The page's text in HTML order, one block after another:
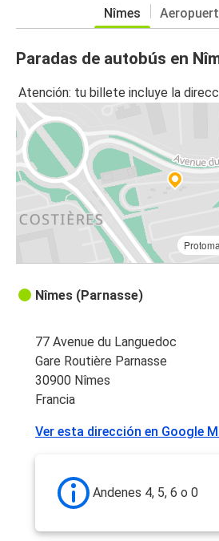
Nîmes
Paradas de autobús en
Atención: tu billete incluye la
Nîmes (Parnasse)
77 Avenue du Languedoc
Gare Routière Parnasse
30900 Nîmes
Francia
Ver esta dirección en Google
Andenes 4, 5, 6 o 0